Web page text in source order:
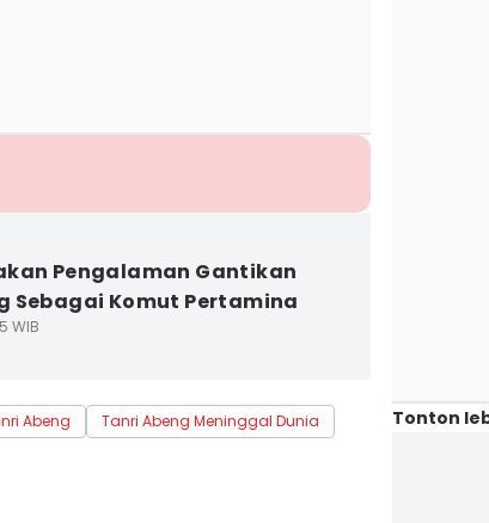
Pengalaman Gantikan
Sebagai Komut Pertamina
WIB
Abeng Tanri Abeng Meninggal Dunia Tonton